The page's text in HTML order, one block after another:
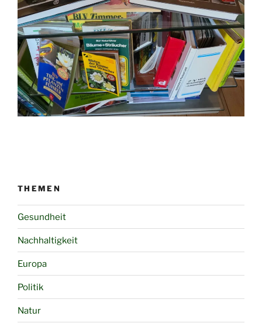
THEMEN
Gesundheit
Nachhaltigkeit
Europa
Politik
Natur